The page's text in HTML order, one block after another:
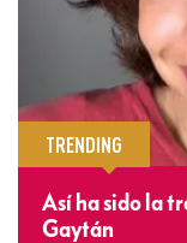
TRENDING
Así ha sido la
Gaytán